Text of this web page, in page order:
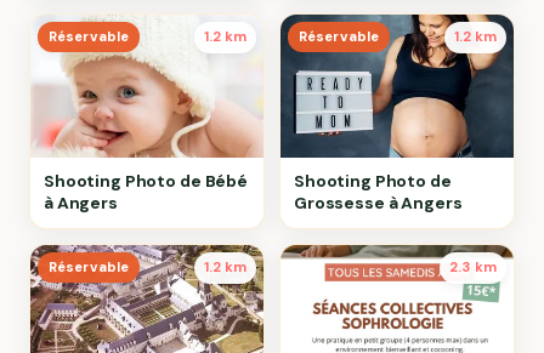
Réservable 1.2 km
Shooting Photo de Bébé
à Angers
Réservable 1.2 km
Shooting Photo de
Grossesse à Angers
Réservable 1.2 km 2.3 km